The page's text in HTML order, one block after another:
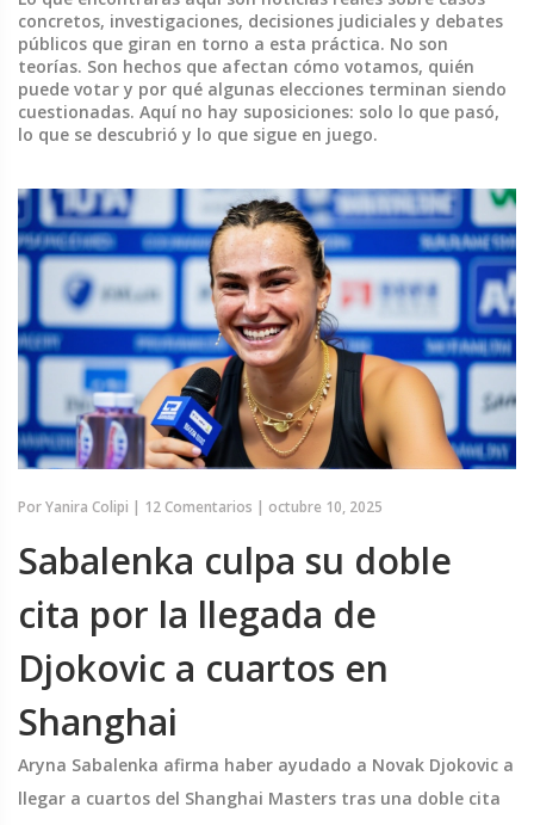
concretos, investigaciones, decisiones judiciales y debates
públicos que giran en torno a esta práctica. No son
teorías. Son hechos que afectan cómo votamos, quién
puede votar y por qué algunas elecciones terminan siendo
cuestionadas. Aquí no hay suposiciones: solo lo que pasó,
lo que se descubrió y lo que sigue en juego.
PorYanira Colipi | 12 Comentarios | octubre 10, 2025
Sabalenka culpa su doble
cita por la llegada de
Djokovic a cuartos en
Shanghai
Aryna Sabalenka afirma haber ayudado a Novak Djokovic a
llegar a cuartos del Shanghai Masters tras una doble cita